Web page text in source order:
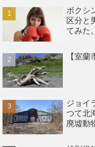
ボクシ
区分と
てみた。
【室
ジョイ
つて北
廃墟動